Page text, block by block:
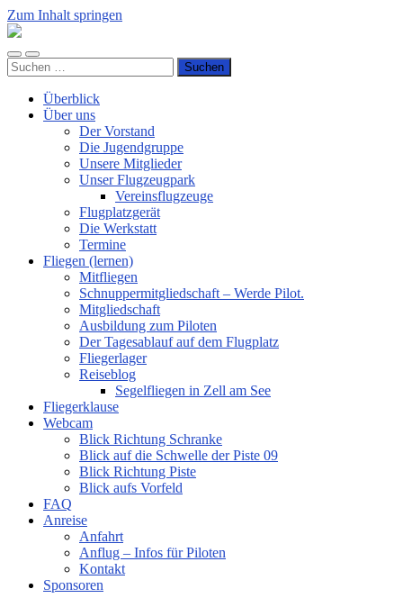
Zum Inhalt springen
Luftsportverein
e.V.
Mobile-
Menü
Suchfeld
ein-/ausblenden
Suchen
nach:
Überblick
Über uns
Der Vorstand
Die Jugendgruppe
Unsere Mitglieder
Unser Flugzeugpark
Vereinsflugzeuge
Flugplatzgerät
Die Werkstatt
Termine
Fliegen (lernen)
Mitfliegen
Schnuppermitgliedschaft – Werde Pilot.
Mitgliedschaft
Ausbildung zum Piloten
Der Tagesablauf auf dem Flugplatz
Fliegerlager
Reiseblog
Segelfliegen in Zell am See
Fliegerklause
Webcam
Blick Richtung Schranke
Blick auf die Schwelle der Piste 09
Blick Richtung Piste
Blick aufs Vorfeld
FAQ
Anreise
Anfahrt
Anflug – Infos für Piloten
Kontakt
Sponsoren